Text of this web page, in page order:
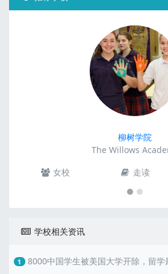
柳树学院
The Willows
女校
走读
学校相关资讯
1 8000中国学生被美国大学开除，留学